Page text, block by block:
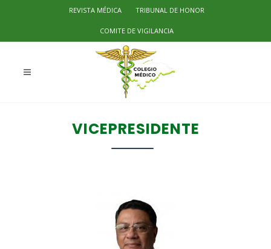
REVISTA MÉDICA TRIBUNAL DE HONOR
COMITE DE VIGILANCIA
VICEPRESIDENTE